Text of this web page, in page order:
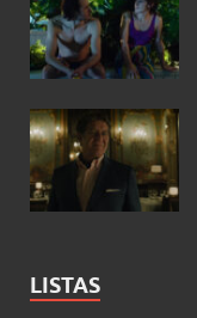
LISTAS